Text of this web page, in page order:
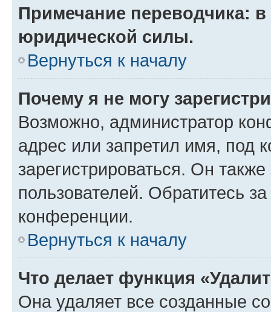
Примечание переводчика:
юридической силы.
Вернуться к началу
Почему я не могу
Возможно, администратор
адрес или запретил имя, под
зарегистрироваться. Он
пользователей. Обратитесь
конференции.
Вернуться к началу
Что делает функция
Она удаляет все созданные